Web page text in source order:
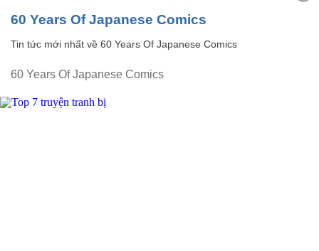
60 Years Of Japanese Comics
Tin tức mới nhất về 60 Years Of Japanese Comics
60 Years Of Japanese Comics